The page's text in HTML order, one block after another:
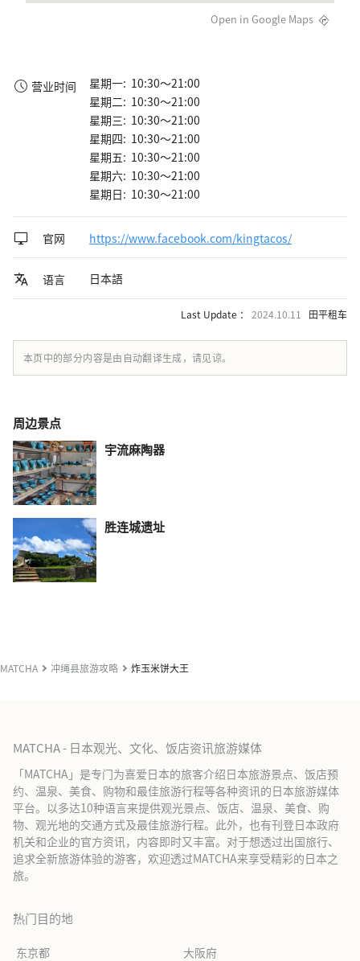
Open in Google Maps
营业时间
星期一: 10:30～21:00
星期二: 10:30～21:00
星期三: 10:30～21:00
星期四: 10:30～21:00
星期五: 10:30～21:00
星期六: 10:30～21:00
星期日: 10:30～21:00
官网 https://www.facebook.com/kingtacos/
语言 日本語
Last Update ： 2024.10.11 田平租车
本页中的部分内容是由自动翻译生成，请见谅。
周边景点
宇流麻陶器
胜连城遗址
MATCHA 冲绳县旅游攻略 炸玉米饼大王
MATCHA - 日本观光、文化、饭店资讯旅游媒体
「MATCHA」是专门为喜爱日本的旅客介绍日本旅游景点、饭店预
约、温泉、美食、购物和最佳旅游行程等各种资讯的日本旅游媒体
平台。以多达10种语言来提供观光景点、饭店、温泉、美食、购
物、观光地的交通方式及最佳旅游行程。此外，也有刊登日本政府
机关和企业的官方资讯，内容即时又丰富。对于想透过出国旅行、
追求全新旅游体验的游客，欢迎透过MATCHA来享受精彩的日本之
旅。
热门目的地
东京都 大阪府